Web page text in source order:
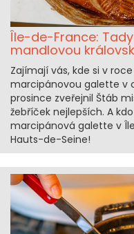
Île-de-France:
mandlovou
Zajímají vás, kde si v
marcipánovou galette v
prosince zveřejnil Štáb
žebříček nejlepších. A
marcipánová galette v
Hauts-de-Seine!